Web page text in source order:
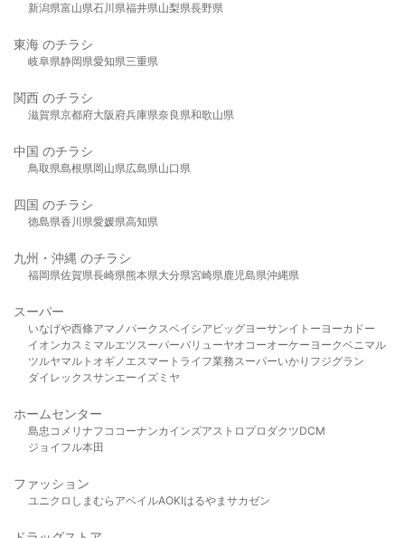
新潟県富山県石川県福井県山梨県長野県
東海 のチラシ
岐阜県静岡県愛知県三重県
関西 のチラシ
滋賀県京都府大阪府兵庫県奈良県和歌山県
中国 のチラシ
鳥取県島根県岡山県広島県山口県
四国 のチラシ
徳島県香川県愛媛県高知県
九州・沖縄 のチラシ
福岡県佐賀県長崎県熊本県大分県宮崎県鹿児島県沖縄県
スーパー
いなげや西條アマノパークスベイシア ビッグヨーサンイトーヨーカドー
イオンカスミ マルエツスーパーバリューヤオコーオーケー ヨークベニマル
ツルヤマルト オギノ エスマート ライフ業務スーパーいかり フジグラン
ダイレックスサンエーイズミヤ
ホームセンター
島忠 コメリ ナフコ コーナンカインズアストロプロダクツDCM
ジョイフル本田
ファッション
ユニクロ しまむら アベイルAOKIはるやま サカゼン